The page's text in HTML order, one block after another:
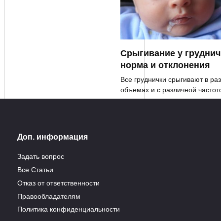
бутерброды: как
бонус
Непоколебимая
Срыгивание у
норма и отклонения
Все груднички срыгивают в
объемах и с различной
Доп. информация
Задать вопрос
Все Статьи
Отказ от ответственности
Правообладателям
Политика конфиденциальности